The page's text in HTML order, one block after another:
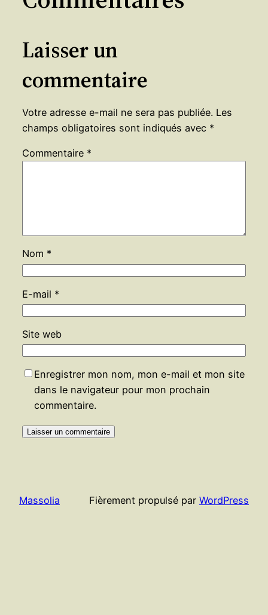
Laisser un
commentaire
Votre adresse e-mail ne sera pas publiée. Les
champs obligatoires sont indiqués avec *
Commentaire *
Nom *
E-mail *
Site web
Enregistrer mon nom, mon e-mail et mon site
dans le navigateur pour mon prochain
commentaire.
Massolia Fièrement propulsé par WordPress